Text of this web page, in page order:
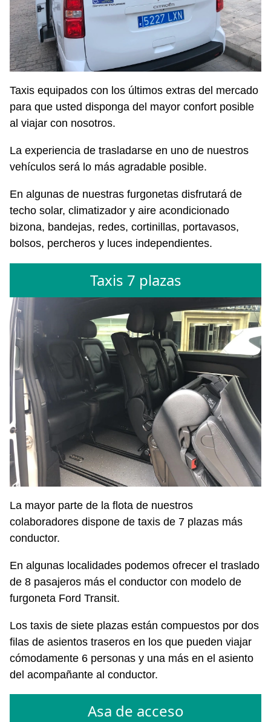
Taxis equipados con los últimos extras del mercado
para que usted disponga del mayor confort posible
al viajar con nosotros.
La experiencia de trasladarse en uno de nuestros
vehículos será lo más agradable posible.
En algunas de nuestras furgonetas disfrutará de
techo solar, climatizador y aire acondicionado
bizona, bandejas, redes, cortinillas, portavasos,
bolsos, percheros y luces independientes.
Taxis 7 plazas
La mayor parte de la flota de nuestros
colaboradores dispone de taxis de 7 plazas más
conductor.
En algunas localidades podemos ofrecer el traslado
de 8 pasajeros más el conductor con modelo de
furgoneta Ford Transit.
Los taxis de siete plazas están compuestos por dos
filas de asientos traseros en los que pueden viajar
cómodamente 6 personas y una más en el asiento
del acompañante al conductor.
Asa de acceso